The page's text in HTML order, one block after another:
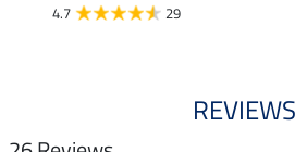
4.7 29
REVIEWS